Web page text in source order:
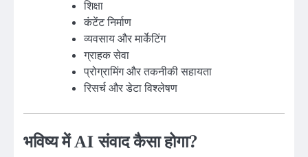
शिक्षा
कंटेंट निर्माण
व्यवसाय और मार्केटिंग
ग्राहक सेवा
प्रोग्रामिंग और तकनीकी सहायता
रिसर्च और डेटा विश्लेषण
भविष्य में AI संवाद कैसा होगा?